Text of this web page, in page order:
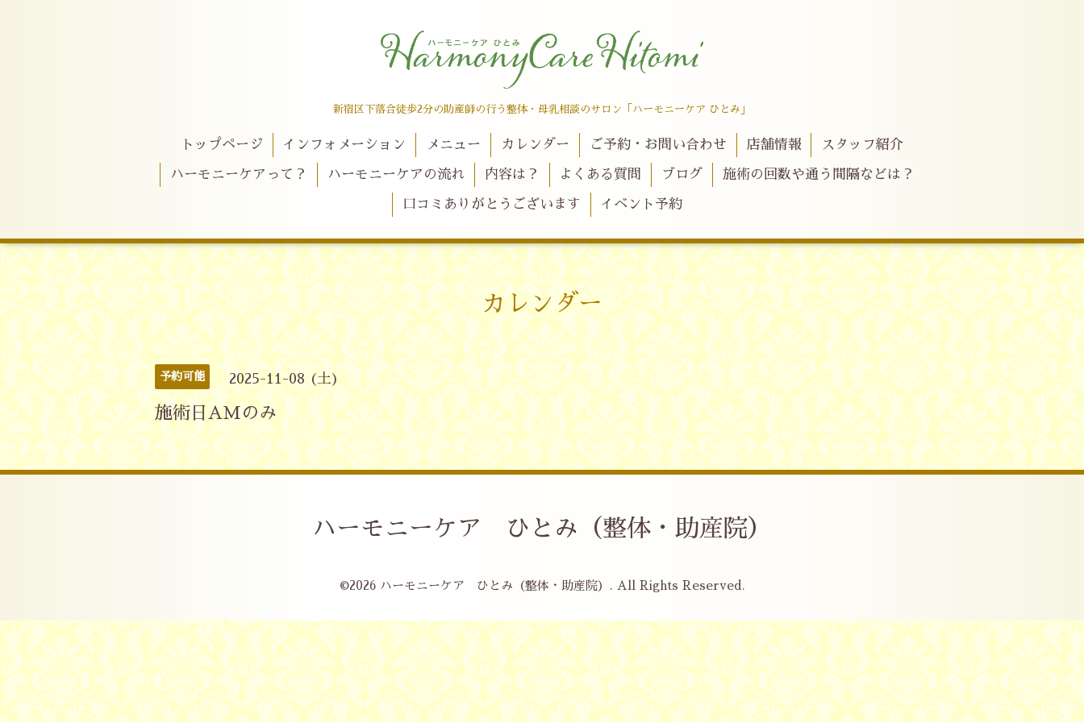
新宿区下落合徒歩2分の助産師の行う整体・母乳相談のサロン「ハーモニーケア ひとみ」
トップページ インフォメーション メニュー カレンダー ご予約・お問い合わせ 店舗情報 スタッフ紹介
ハーモニーケアって？ ハーモニーケアの流れ 内容は？ よくある質問 ブログ 施術の回数や通う間隔などは？
口コミありがとうございます イベント予約
カレンダー
予約可能 2025-11-08 (土)
施術日AMのみ
ハーモニーケア ひとみ（整体・助産院）
©2026 ハーモニーケア ひとみ（整体・助産院） . All Rights Reserved.